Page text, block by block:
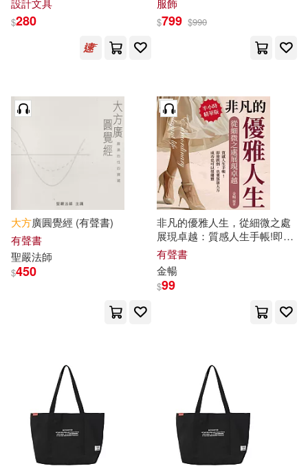
kenmo（湘南投資讀書會）(2)
《中國大百科全書：普及版》編委
《電子商務優秀設計方案與分析》
編寫組(2)
あるとむ(2)
プレステージ出版（写真集）(2)
マヤミ(2)
丁子江(2)
丁菱娟(2) 上尚印象(2)
中國財政經濟出版社(6)
中央編譯出版社(6) 佛光(6)
凱信企管(6)
北京圖書館出版社(6)
延邊大學出版社(6)
新自然主義(6)
江蘇科學技術出版社(6)
設計文具
$280
服飾
$799 $990
大方廣圓覺經 (有聲書)
有聲書
聖嚴法師
$450
非凡的優雅人生，從細微之處
展現卓越：質感人生手帳!即使
跌倒，也要落落
可以很優雅 (有聲書)
有聲書
金暢
$99